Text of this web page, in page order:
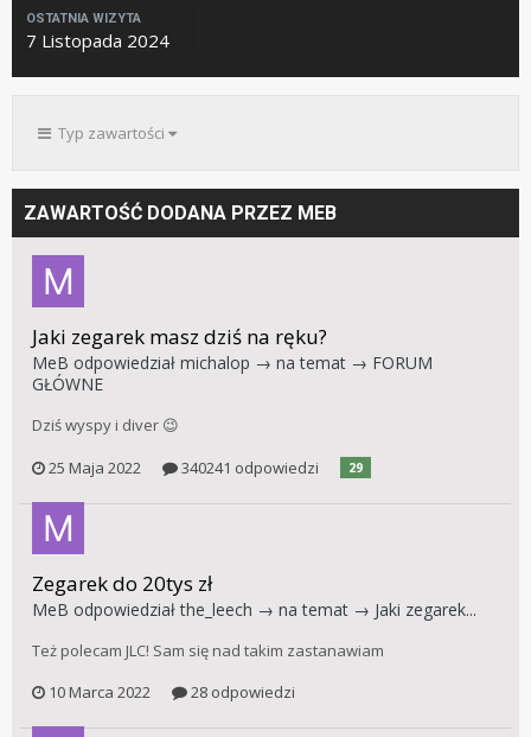
OSTATNIA WIZYTA
7 Listopada 2024
Typ zawartości
ZAWARTOŚĆ DODANA PRZEZ MEB
Jaki zegarek masz dziś na ręku?
MeB odpowiedział michalop → na temat → FORUM
GŁÓWNE
Dziś wyspy i diver 😉
25 Maja 2022
340241 odpowiedzi 29
Zegarek do 20tys zł
MeB odpowiedziałthe_leech → na temat → Jaki zegarek...
Też polecam JLC! Sam się nad takim zastanawiam
10 Marca 2022
28 odpowiedzi